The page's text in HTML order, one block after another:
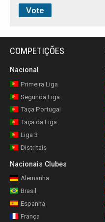
COMPETIÇÕES
Nacional
Primeira Liga
Segunda Liga
Taça Portugal
Taça da Liga
Liga 3
Distritais
Nacionais Clubes
Alemanha
Brasil
Espanha
França